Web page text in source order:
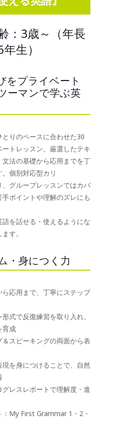
：3歳～（年長
生）
をプライベート
ーマンで学ぶ英
とりのペースに合わせた30
トレッスン。厳選したテキ
文法の基礎から応用までを丁
個別対応型カリ
、グループレッスンではカバ
ポイントや理解のズレにも
語を話せる・使えるようにな
す。
・身につく力
ら応用まで、丁寧にステップ
式で反復練習を取り入れ、
育成
＆スピーキングの両面から表
現を身につけることで、自然
グレスレポートで理解度・進
：My First Grammar 1・2・